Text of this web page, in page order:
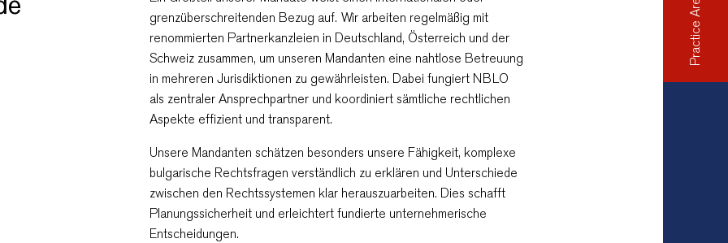
Practice Areas
grenzüberschreitenden Bezug auf. Wir arbeiten regelmäßig mit
renommierten Partnerkanzleien in Deutschland, Österreich und der
Schweiz zusammen, um unseren Mandanten eine nahtlose Betreuung
in mehreren Jurisdiktionen zu gewährleisten. Dabei fungiert NBLO
als zentraler Ansprechpartner und koordiniert sämtliche rechtlichen
Aspekte effizient und transparent.
Unsere Mandanten schätzen besonders unsere Fähigkeit, komplexe
bulgarische Rechtsfragen verständlich zu erklären und Unterschiede
zwischen den Rechtssystemen klar herauszuarbeiten. Dies schafft
Planungssicherheit und erleichtert fundierte unternehmerische
Entscheidungen.